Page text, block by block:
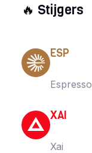
🔥 Stijgers
ESP
Espresso
XAI
Xai